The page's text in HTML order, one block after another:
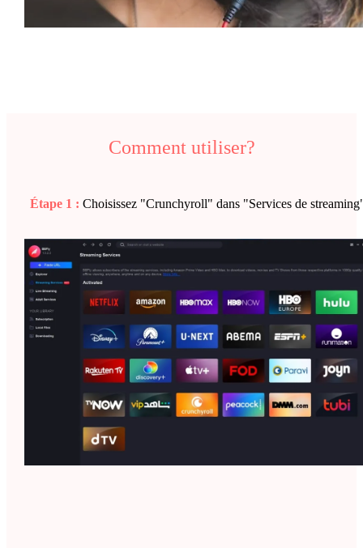
Comment utiliser?
Étape 1 : Choisissez "Crunchyroll" dans "Services de